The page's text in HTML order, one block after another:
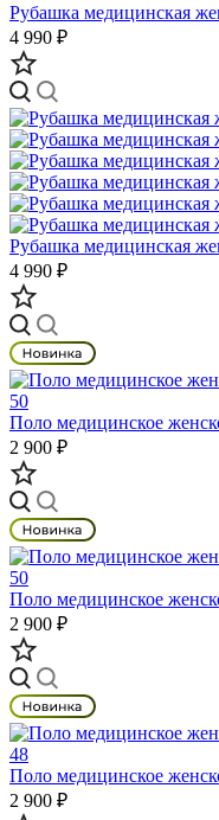
Рубашка медицинская
4 990 ₽
Рубашка медицинская
4 990 ₽
Поло медицинское
2 900 ₽
Поло медицинское
2 900 ₽
Поло медицинское
2 900 ₽